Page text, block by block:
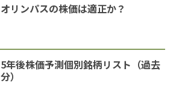
オリンパスの株価は適正か？
5年後株価予測個別銘柄リスト（過去
分）